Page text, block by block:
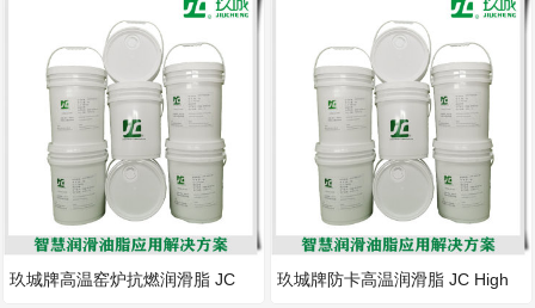
玖城牌高温窑炉抗燃润滑脂 JC
玖城牌防卡高温润滑脂 JC High